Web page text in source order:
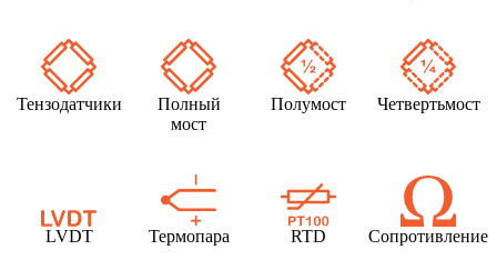
Тензодатчики
Полный
мост
Полумост Четвертьмост
LVDT Термопара RTD Сопротивление